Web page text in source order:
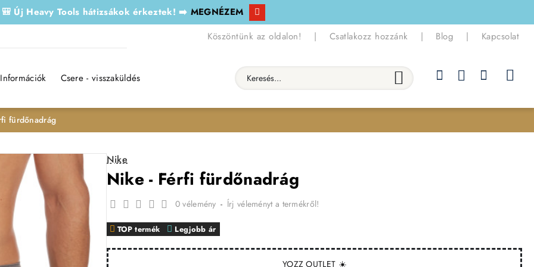
🎒 Új Heavy Tools hátizsákok érkeztek! ➡️ MEGNÉZEM
Köszöntünk az oldalon! | Csatlakozz hozzánk | Blog | Kapcsolat
Információk Csere - visszaküldés Keresés...
fürdőnadrág
Nike
Nike - Férfi fürdőnadrág
YOZZ OUTLET ☀️
TOP termék Legjobb ár
0 vélemény - Írj véleményt a termékről!